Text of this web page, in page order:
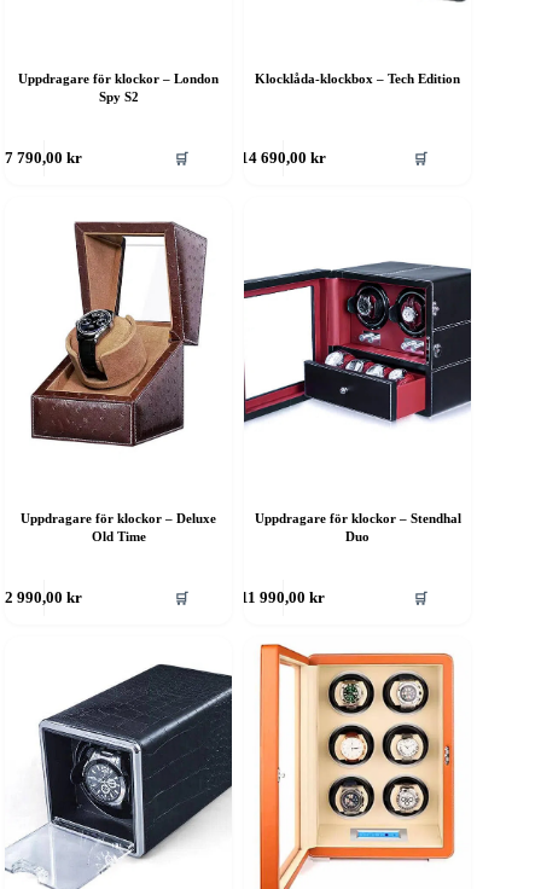
Uppdragare för klockor – London
Spy S2
7 790,00kr 🛒
Klocklåda-klockbox – Tech Edition
14 690,00 kr 🛒
Uppdragare för klockor – Deluxe
Old Time
2 990,00kr 🛒
Uppdragare för klockor – Stendhal
Duo
11 990,00kr 🛒